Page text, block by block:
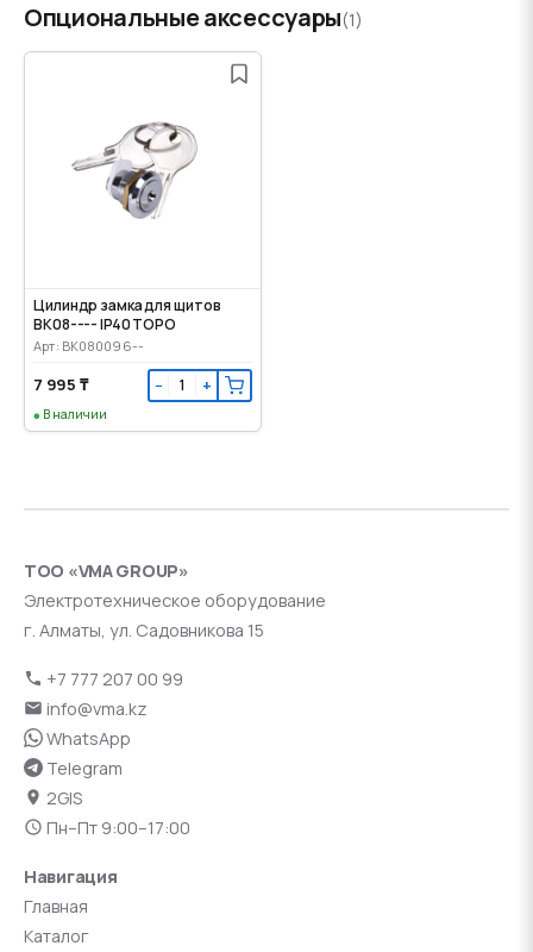
Опциональные аксессуары(1)
Цилиндр замка для щитов
BK08---- IP40 TOPO
Арт: BK080096--
7 995 ₸ − +
В наличии
ТОО «VMA GROUP»
Электротехническое оборудование
г. Алматы, ул. Садовникова 15
+7 777 207 00 99
info@vma.kz
WhatsApp
Telegram
2GIS
Пн–Пт 9:00–17:00
Навигация
Главная
Каталог